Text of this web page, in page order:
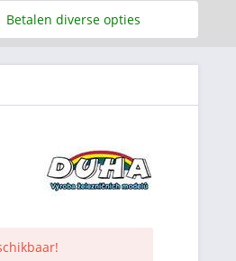
Betalen diverse opties